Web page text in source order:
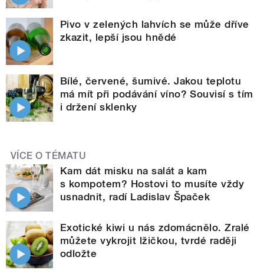
Pivo v zelených lahvích se může dříve
zkazit, lepší jsou hnědé
Bílé, červené, šumivé. Jakou teplotu
má mít při podávání víno? Souvisí s tím
i držení sklenky
VÍCE O TÉMATU
Kam dát misku na salát a kam
s kompotem? Hostovi to musíte vždy
usnadnit, radí Ladislav Špaček
Exotické kiwi u nás zdomácnělo. Zralé
můžete vykrojit lžičkou, tvrdé raději
odložte